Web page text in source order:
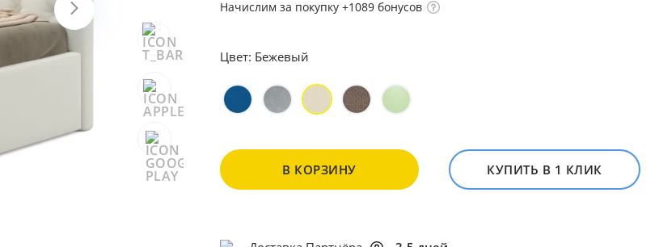
Начислим за покупку +1089 бонусов
Цвет: Бежевый
В КОРЗИНУ КУПИТЬ В 1 КЛИК